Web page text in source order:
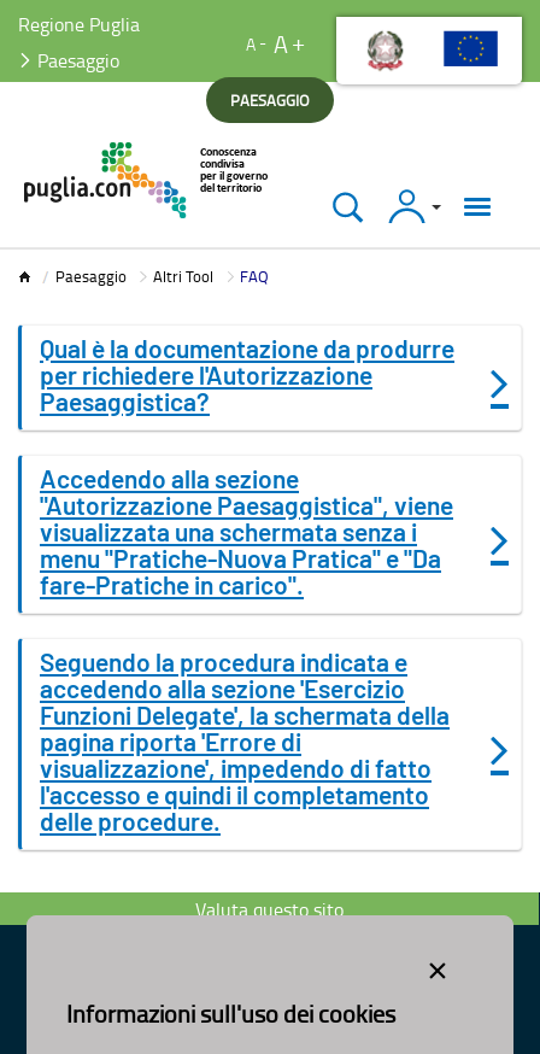
×
Informazioni sull'uso dei cookies
Regione Puglia
Paesaggio
A A
PAESAGGIO
Accedi
Paesaggio Altri Tool FAQ
Qual è la documentazione da produrre
per richiedere l'Autorizzazione
Paesaggistica?
Accedendo alla sezione
"Autorizzazione Paesaggistica", viene
visualizzata una schermata senza i
menu "Pratiche-Nuova Pratica" e "Da
fare-Pratiche in carico".
Seguendo la procedura indicata e
accedendo alla sezione 'Esercizio
Funzioni Delegate', la schermata della
pagina riporta 'Errore di
visualizzazione', impedendo di fatto
l'accesso e quindi il completamento
delle procedure.
Valuta questo sito
Dipartimento Ambiente, Paesaggio e Qualità Urbana